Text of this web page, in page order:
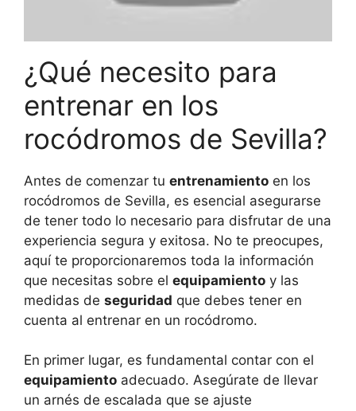
¿Qué necesito para
entrenar en los
rocódromos de Sevilla?
Antes de comenzar tu entrenamiento en los
rocódromos de Sevilla, es esencial asegurarse
de tener todo lo necesario para disfrutar de una
experiencia segura y exitosa. No te preocupes,
aquí te proporcionaremos toda la información
que necesitas sobre el equipamiento y las
medidas de seguridad que debes tener en
cuenta al entrenar en un rocódromo.
En primer lugar, es fundamental contar con el
equipamiento adecuado. Asegúrate de llevar
un arnés de escalada que se ajuste